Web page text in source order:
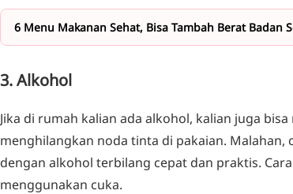
6 Menu Makanan Sehat, Bisa Tambah Berat Badan
3. Alkohol
Jika di rumah kalian ada alkohol, kalian juga
menghilangkan noda tinta di pakaian.
dengan alkohol terbilang cepat dan praktis.
menggunakan cuka.